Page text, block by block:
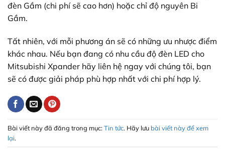
đèn Gầm (chi phí sẽ cao hơn) hoặc chỉ độ nguyên Bi
Gầm.
Tất nhiên, với mỗi phương án sẽ có những ưu nhược điểm
khác nhau. Nếu bạn đang có nhu cầu độ đèn LED cho
Mitsubishi Xpander hãy liên hệ ngay với chúng tôi, bạn
sẽ có được giải pháp phù hợp nhất với chi phí hợp lý.
Bài viết này đã đăng trong mục:Tin tức. Hãy lưu bài viết này để xem
lại.